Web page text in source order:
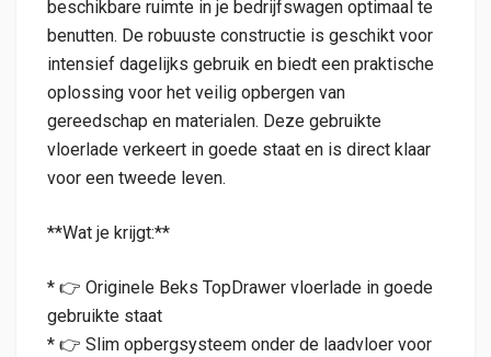
beschikbare ruimte in je bedrijfswagen optimaal te
benutten. De robuuste constructie is geschikt voor
intensief dagelijks gebruik en biedt een praktische
oplossing voor het veilig opbergen van
gereedschap en materialen. Deze gebruikte
vloerlade verkeert in goede staat en is direct klaar
voor een tweede leven.
**Wat je krijgt:**
* 👉 Originele Beks TopDrawer vloerlade in goede
gebruikte staat
* 👉 Slim opbergsysteem onder de laadvloer voor